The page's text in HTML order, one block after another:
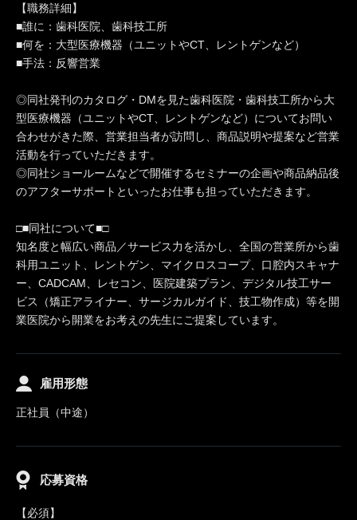
【職務詳細】
■誰に：歯科医院、歯科技工所
■何を：大型医療機器（ユニットやCT、レントゲンなど）
■手法：反響営業
◎同社発刊のカタログ・DMを見た歯科医院・歯科技工所から大
型医療機器（ユニットやCT、レントゲンなど）についてお問い
合わせがきた際、営業担当者が訪問し、商品説明や提案など営業
活動を行っていただきます。
◎同社ショールームなどで開催するセミナーの企画や商品納品後
のアフターサポートといったお仕事も担っていただきます。
□■同社について■□
知名度と幅広い商品／サービス力を活かし、全国の営業所から歯
科用ユニット、レントゲン、マイクロスコープ、口腔内スキャナ
ー、CADCAM、レセコン、医院建築プラン、デジタル技工サー
ビス（矯正アライナー、サージカルガイド、技工物作成）等を開
業医院から開業をお考えの先生にご提案しています。
雇用形態
正社員（中途）
応募資格
【必須】